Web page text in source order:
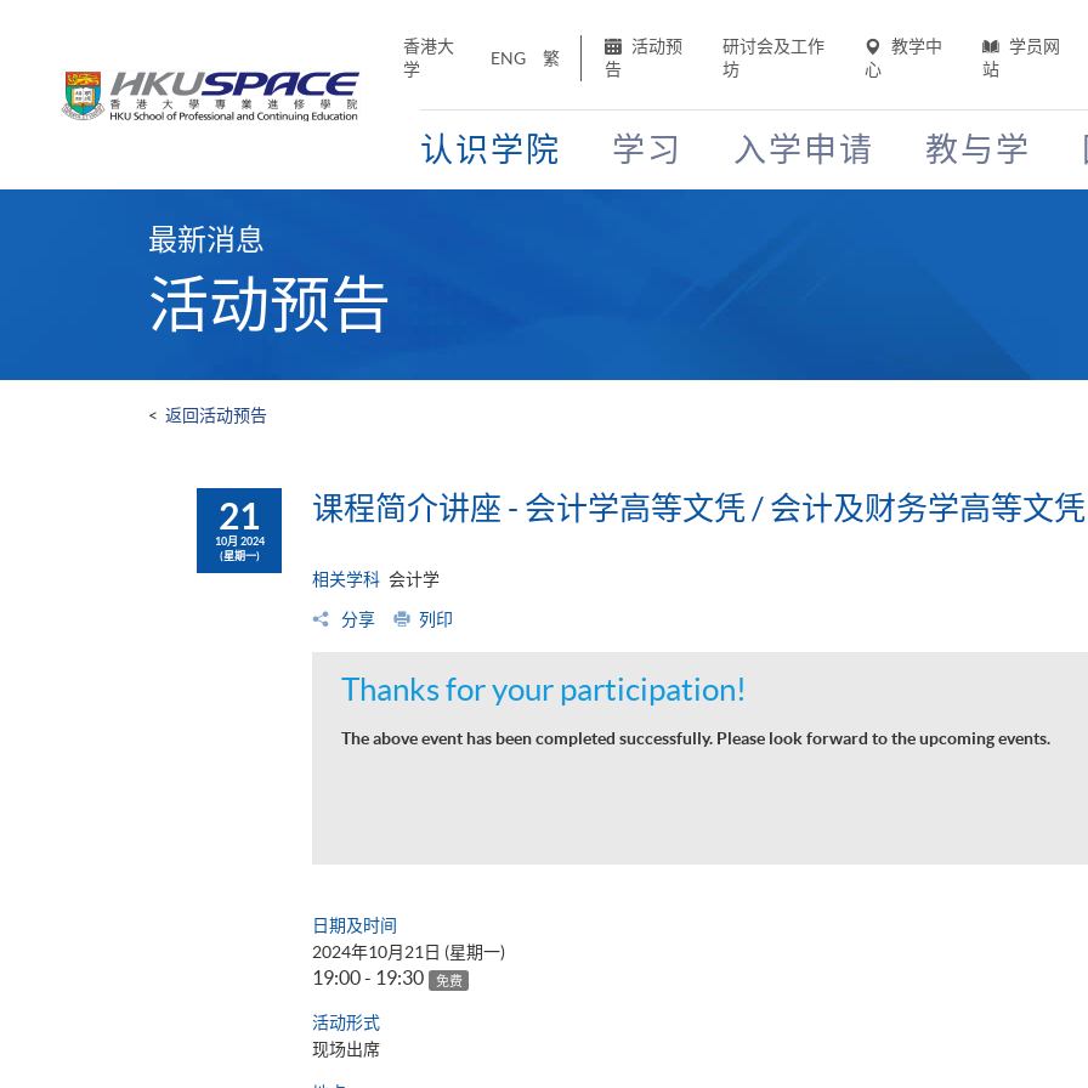
香港大
学
ENG 繁
活动预
告
研讨会及工作
坊
教学中
心
学员网
站
认识学院 学习 入学申请 教与学
最新消息
活动预告
< 返回活动预告
21
10月 2024
(星期一)
课程简介讲座 - 会计学高等文凭 / 会计及财务学高等文
相关学科 会计学
分享 列印
Thanks for your participation!
The above event has been completed successfully. Please look forward to the upcoming events.
日期及时间
2024年10月21日 (星期一)
19:00 - 19:30 免费
活动形式
现场出席